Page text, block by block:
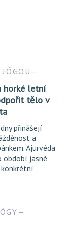
horké letní
tělo v
přinášejí
a
Ajurvéda
jasné